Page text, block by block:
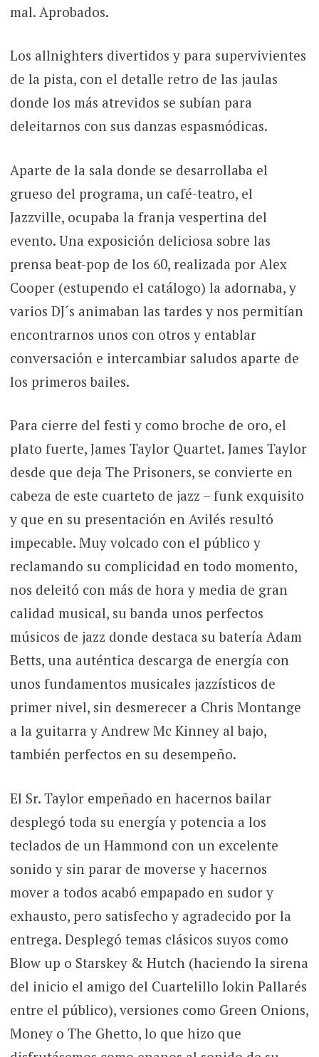
mal. Aprobados.
Los allnighters divertidos y para supervivientes
de la pista, con el detalle retro de las jaulas
donde los más atrevidos se subían para
deleitarnos con sus danzas espasmódicas.
Aparte de la sala donde se desarrollaba el
grueso del programa, un café-teatro, el
Jazzville, ocupaba la franja vespertina del
evento. Una exposición deliciosa sobre las
prensa beat-pop de los 60, realizada por Alex
Cooper (estupendo el catálogo) la adornaba, y
varios DJ´s animaban las tardes y nos permitían
encontrarnos unos con otros y entablar
conversación e intercambiar saludos aparte de
los primeros bailes.
Para cierre del festi y como broche de oro, el
plato fuerte, James Taylor Quartet. James Taylor
desde que deja The Prisoners, se convierte en
cabeza de este cuarteto de jazz – funk exquisito
y que en su presentación en Avilés resultó
impecable. Muy volcado con el público y
reclamando su complicidad en todo momento,
nos deleitó con más de hora y media de gran
calidad musical, su banda unos perfectos
músicos de jazz donde destaca su batería Adam
Betts, una auténtica descarga de energía con
unos fundamentos musicales jazzísticos de
primer nivel, sin desmerecer a Chris Montange
a la guitarra y Andrew Mc Kinney al bajo,
también perfectos en su desempeño.
El Sr. Taylor empeñado en hacernos bailar
desplegó toda su energía y potencia a los
teclados de un Hammond con un excelente
sonido y sin parar de moverse y hacernos
mover a todos acabó empapado en sudor y
exhausto, pero satisfecho y agradecido por la
entrega. Desplegó temas clásicos suyos como
Blow up o Starskey & Hutch (haciendo la sirena
del inicio el amigo del Cuartelillo Iokin Pallarés
entre el público), versiones como Green Onions,
Money o The Ghetto, lo que hizo que